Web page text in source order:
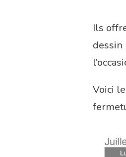
Ils
dessin
Voici